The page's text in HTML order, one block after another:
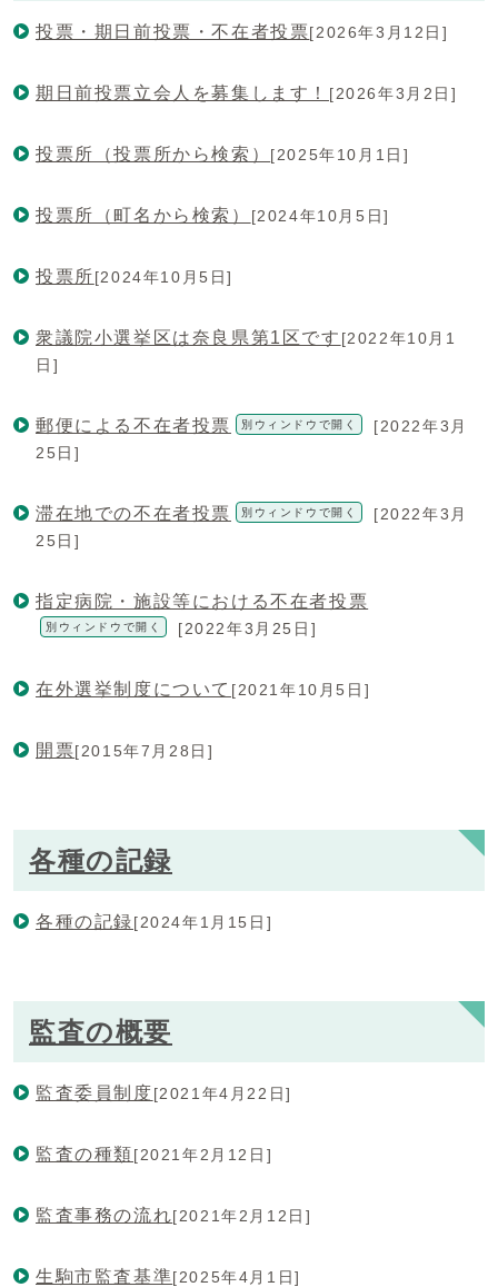
投票・期日前投票・不在者投票[2026年3月12日]
期日前投票立会人を募集します！ [2026年3月2日]
投票所（投票所から検索） [2025年10月1日]
投票所（町名から検索） [2024年10月5日]
投票所[2024年10月5日]
衆議院小選挙区は奈良県第1区です [2022年10月1
日]
郵便による不在者投票 別ウィンドウで開く
[2022年3月
25日]
滞在地での不在者投票 別ウィンドウで開く
[2022年3月
25日]
指定病院・施設等における不在者投票
別ウィンドウで開く [2022年3月25日]
在外選挙制度について [2021年10月5日]
開票[2015年7月28日]
各種の記録
各種の記録[2024年1月15日]
監査の概要
監査委員制度[2021年4月22日]
監査の種類[2021年2月12日]
監査事務の流れ[2021年2月12日]
生駒市監査基準[2025年4月1日]